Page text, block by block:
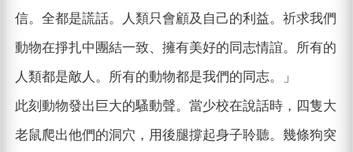
信。全都是謊話。人類只會顧及自己的利益。祈求我們
動物在掙扎中團結一致、擁有美好的同志情誼。所有的
人類都是敵人。所有的動物都是我們的同志。」
此刻動物發出巨大的騷動聲。當少校在說話時，四隻大
老鼠爬出他們的洞穴，用後腿撐起身子聆聽。幾條狗突